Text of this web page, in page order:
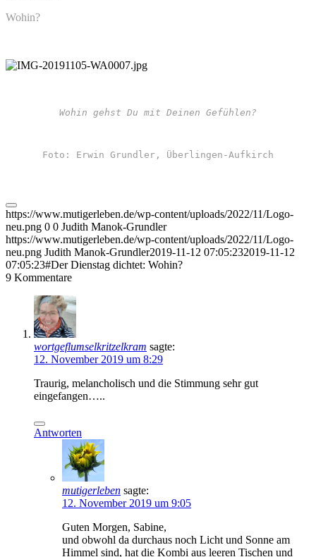
Wohin?
Wohin gehst Du mit Deinen Gefühlen?
Foto: Erwin Grundler, Überlingen-Aufkirch
https://www.mutigerleben.de/wp-content/uploads/2022/11/Logo-
neu.png 0 0 Judith Manok-Grundler
https://www.mutigerleben.de/wp-content/uploads/2022/11/Logo-
neu.png Judith Manok-Grundler2019-11-12 07:05:232019-11-12
07:05:23#Der Dienstag dichtet: Wohin?
9 Kommentare
wortgeflumselkritzelkram sagte:
12. November 2019 um 8:29
Traurig, melancholisch und die Stimmung sehr gut
eingefangen…..
Antworten
mutigerleben sagte:
12. November 2019 um 9:05
Guten Morgen, Sabine,
und obwohl da durchaus noch Licht und Sonne am
Himmel sind, hat die Kombi aus leeren Tischen und